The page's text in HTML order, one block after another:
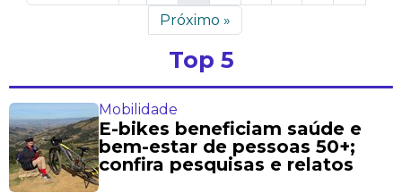
Próximo »
Top 5
Mobilidade
E-bikes beneficiam saúde e
bem-estar de pessoas 50+;
confira pesquisas e relatos